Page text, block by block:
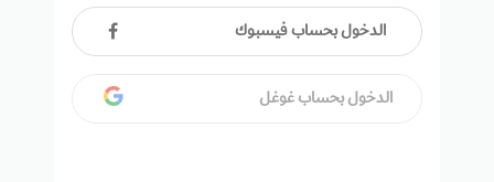
الدخول بحساب فيسبوك
الدخول بحساب غوغل